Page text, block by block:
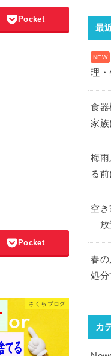
Pocket
Pocket
さくらブログ
最
理・
食器
家族
梅雨
る
空
｜
春の
処分
カ